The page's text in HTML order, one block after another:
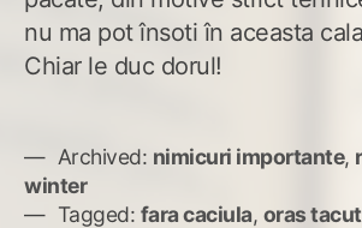
nu ma pot însoti în aceasta
Chiar le duc dorul!
Archived: nimicuri importante,
winter
Tagged: fara caciula, oras tacut